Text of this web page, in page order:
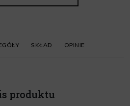
SKŁAD OPINIE
produktu